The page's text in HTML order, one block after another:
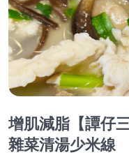
增肌減脂【譚仔
雜菜清湯少米線